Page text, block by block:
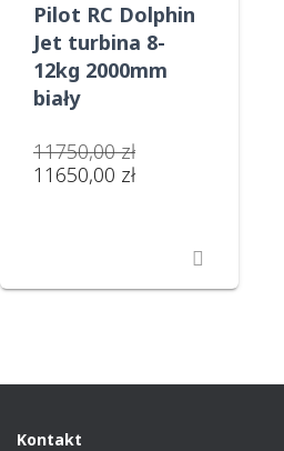
Pilot RC Dolphin
Jet turbina 8-
12kg 2000mm
biały
11750,00złPierwotna
cena
11650,00 złAktualna
Kontakt